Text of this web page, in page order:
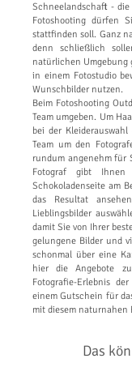
Schneelandschaft -
Fotoshooting dürfen
stattfinden soll. Ganz
denn schließlich
natürlichen Umgebung
in einem Fotostudio
Wunschbilder nutzen.
Beim Fotoshooting
Team umgeben. Um
bei der
Team um den
rundum angenehm für
Fotograf gibt
Schokoladenseite am
das Resultat
Lieblingsbilder
damit Sie von Ihrer
gelungene Bilder und
schonmal über eine
hier die Angebote
Fotografie-Erlebnis
einem Gutschein für
mit diesem naturnahen
Das